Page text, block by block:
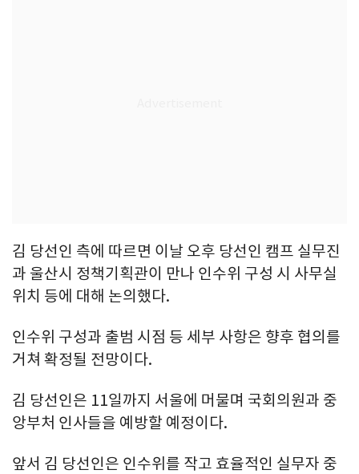
김 당선인 측에 따르면 이날 오후 당선인 캠프 실무진
과 울산시 정책기획관이 만나 인수위 구성 시 사무실
위치 등에 대해 논의했다.
인수위 구성과 출범 시점 등 세부 사항은 향후 협의를
거쳐 확정될 전망이다.
김 당선인은 11일까지 서울에 머물며 국회의원과 중
앙부처 인사들을 예방할 예정이다.
앞서 김 당선인은 인수위를 작고 효율적인 실무자 중